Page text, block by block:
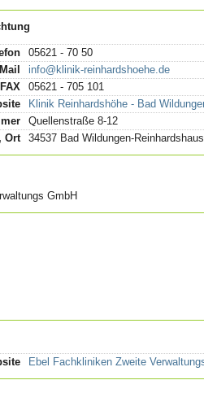
05621 - 70 50
info@klinik-reinhardshoehe.de
FAX
05621 - 705 101
Klinik Reinhardshöhe - Bad Wildungen
Quellenstraße 8-12
Ort
34537 Bad Wildungen-
GmbH
Ebel Fachkliniken Zweite Verwaltungs